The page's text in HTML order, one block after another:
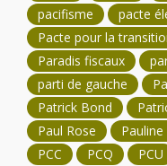
pacifisme
pacte
Pacte pour la
Paradis fiscaux
parti de gauche
Patrick Bond
Paul Rose
PCC
PCQ PCU